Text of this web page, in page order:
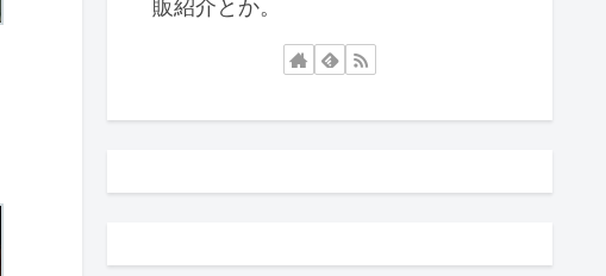
販紹介とか。